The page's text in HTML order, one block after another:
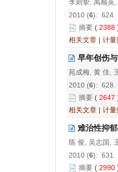
李则挚, 禹顺英
2010 (6): 624.
摘要 ( 2388
相关文章 | 计量
早年创伤
苑成梅, 黄 佳,
2010 (6): 628.
摘要 ( 2647
相关文章 | 计量
难治性抑
陈 俊, 吴志国,
2010 (6): 631.
摘要 ( 2990